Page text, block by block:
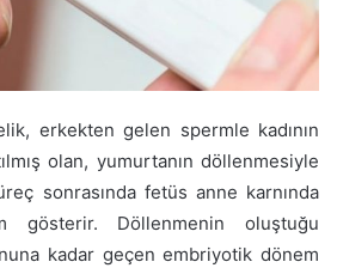
erkekten gelen spermle kadının
olan, yumurtanın döllenmesiyle
sonrasında fetüs anne karnında
gösterir. Döllenmenin oluştuğu
kadar geçen embriyotik dönem